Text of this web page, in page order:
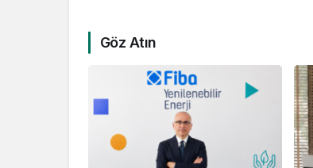
Göz Atın